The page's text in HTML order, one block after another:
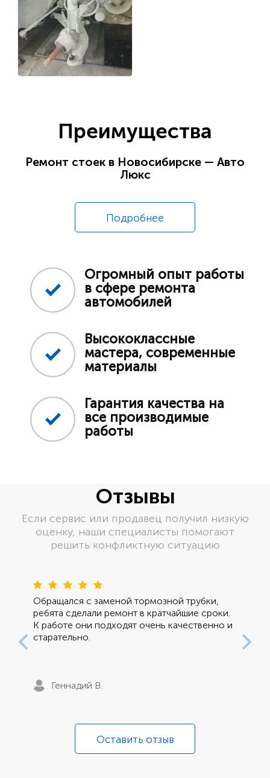
Преимущества
Ремонт стоек в Новосибирске — Авто
Люкс
Подробнее
Огромный опыт работы
в сфере ремонта
автомобилей
Высококлассные
мастера, современные
материалы
Гарантия качества на
все производимые
работы
Отзывы
Если сервис или продавец получил низкую
оценку, наши специалисты помогают
решить конфликтную ситуацию
Обращался с заменой тормозной трубки,
ребята сделали ремонт в кратчайшие сроки.
К работе они подходят очень качественно и
старательно.
Геннадий В.
Оставить отзыв